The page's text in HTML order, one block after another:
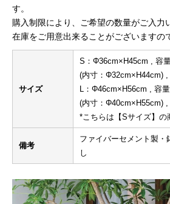
す。
購入制限により、ご希望の数量がご入力
在庫をご用意出来ることがございますの
サイズ
S：Φ36cm×H45cm , 容
(内寸：Φ32cm×H44cm) ,
L：Φ46cm×H56cm , 容
(内寸：Φ40cm×H55cm) ,
*こちらは【Sサイズ】の
備考
ファイバーセメント製・
し